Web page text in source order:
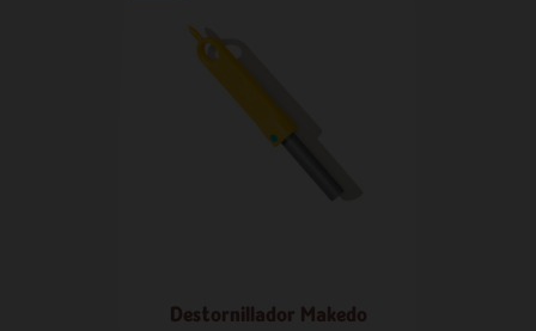
Destornillador Makedo